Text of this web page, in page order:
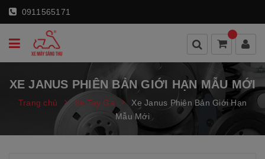
0911565171
XE JANUS PHIÊN BẢN GIỚI HẠN MẪU MỚI
Trang chủ Xe Tay Ga
Xe Janus Phiên Bản Giới Hạn
Mẫu Mới